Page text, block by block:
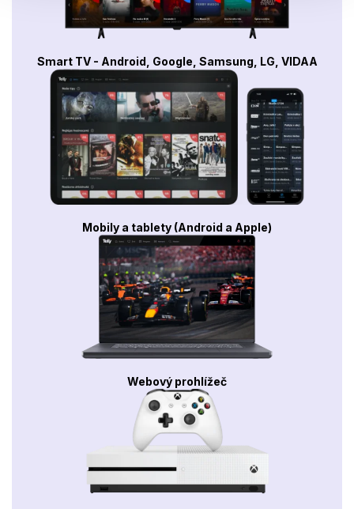
Smart TV - Android, Google, Samsung, LG, VIDAA
Mobily a tablety (Android a Apple)
Webový prohlížeč